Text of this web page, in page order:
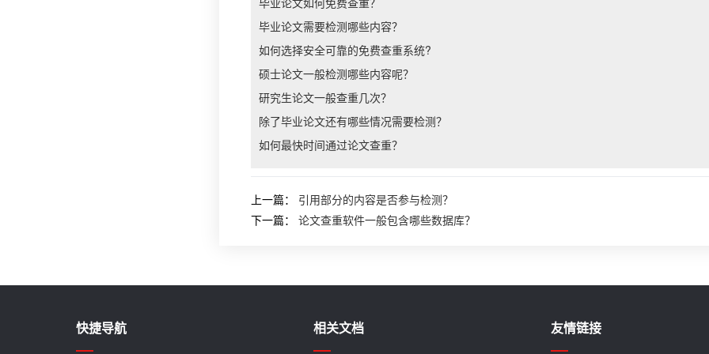
毕业论文需要检测哪些内容？
如何选择安全可靠的免费查重系统?
硕士论文一般检测哪些内容呢？
研究生论文一般查重几次？
除了毕业论文还有哪些情况需要检测？
如何最快时间通过论文查重？
上一篇： 引用部分的内容是否参与检测？
下一篇： 论文查重软件一般包含哪些数据库？
快捷导航 相关文档 友情链接